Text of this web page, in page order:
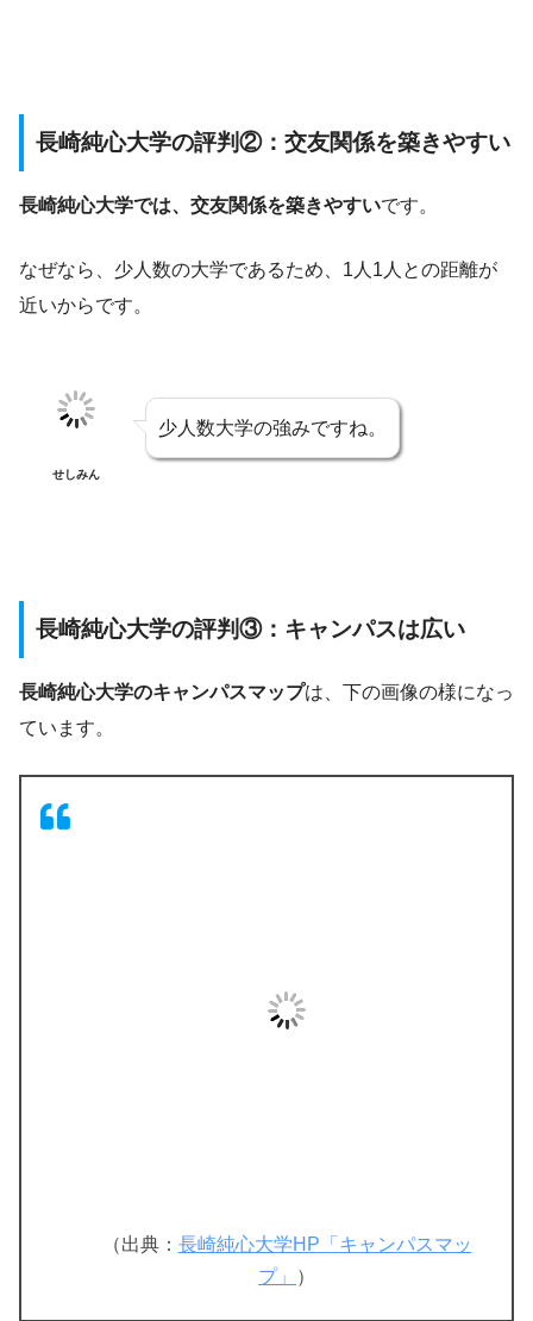
長崎純心大学の評判②：交友関係を築きやすい
長崎純心大学では、交友関係を築きやすいです。
なぜなら、少人数の大学であるため、1人1人との距離が
近いからです。
せしみん
少人数大学の強みですね。
長崎純心大学の評判③：キャンパスは広い
長崎純心大学のキャンパスマップは、下の画像の様になっ
ています。
（出典： 長崎純心大学HP「キャンパスマッ
プ」
）